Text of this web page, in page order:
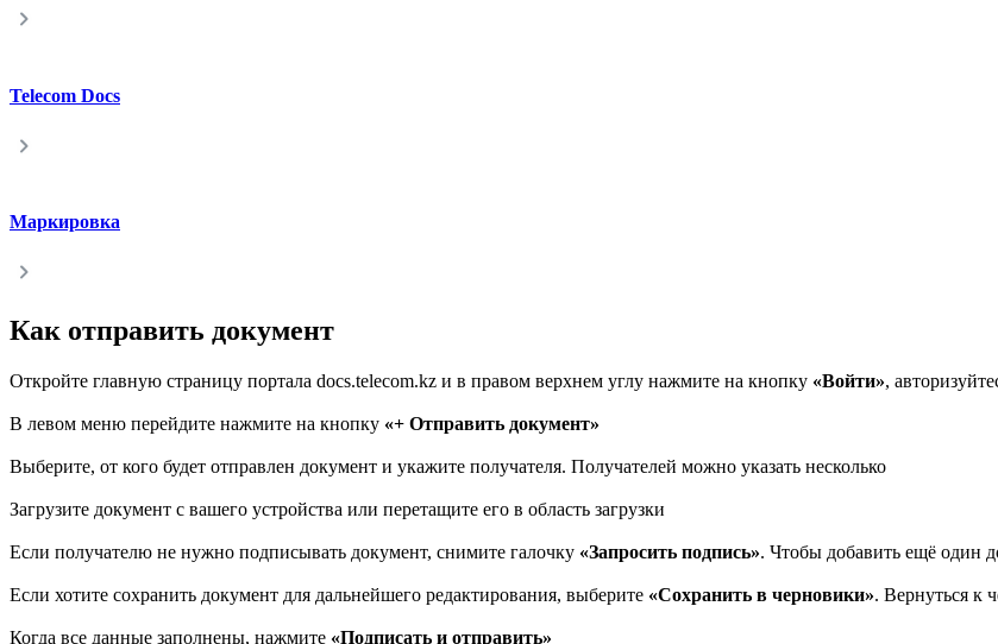
Telecom Docs
Маркировка
Как отправить документ
Откройте главную страницу портала docs.telecom.kz и в правом верхнем углу нажмите на кнопку «Войти»,
В левом меню перейдите нажмите на кнопку «+ Отправить документ»
Выберите, от кого будет отправлен документ и укажите получателя. Получателей можно указать несколько
Загрузите документ с вашего устройства или перетащите его в область загрузки
Если получателю не нужно подписывать документ, снимите галочку «Запросить подпись». Чтобы добавить ещё один
Если хотите сохранить документ для дальнейшего редактирования, выберите «Сохранить в черновики». Вернуться к
Когда все данные заполнены, нажмите «Подписать и отправить»